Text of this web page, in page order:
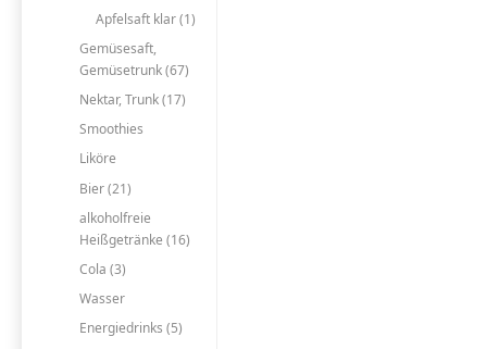
Apfelsaft klar (1)
Gemüsesaft,
Gemüsetrunk (67)
Nektar, Trunk (17)
Smoothies
Liköre
Bier (21)
alkoholfreie
Heißgetränke (16)
Cola (3)
Wasser
Energiedrinks (5)